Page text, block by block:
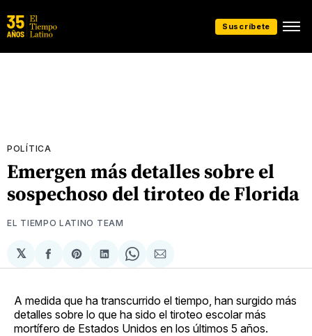
Suscríbete
POLÍTICA
Emergen más detalles sobre el
sospechoso del tiroteo de Florida
EL TIEMPO LATINO TEAM
𝕏
Compartir
en
Share
on
Compartir
en
Share
on
Compartir
via
A medida que ha transcurrido el tiempo, han surgido más
detalles sobre lo que ha sido el tiroteo escolar más
mortífero de Estados Unidos en los últimos 5 años.